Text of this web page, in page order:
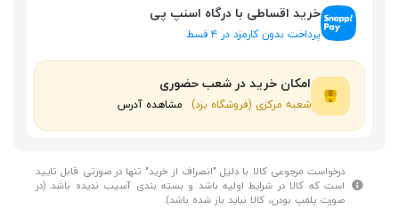
خرید اقساطی با درگاه اسنپ پی
پرداخت بدون کارمزد در ۴ قسط
امکان خرید در شعب حضوری
شعبه مرکزی (فروشگاه یزد) مشاهده آدرس
درخواست مرجوعی کالا با دلیل "انصراف از خرید" تنها در صورتی قابل تایید
است که کالا در شرایط اولیه باشد و بسته بندی آسیب ندیده باشد (در
صورت پلمپ بودن، کالا نباید باز شده باشد).